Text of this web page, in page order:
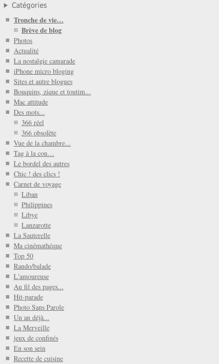
Catégories
Tronche de vie…
Brève de blog
Photos
Actualité
La nostalgie camarade
iPhone micro bloging
Sites et autre blogues
Bouquins, zique et toutim...
Mac attitude
Des mots...
366 réel
366 obsolète
Vue de la chambre...
Tag à la con…
Le bordel des autres
Chic ! des clics !
Carnet de voyage
Liban
Philippines
Libye
Lanzarotte
La Sauterelle
Ma cinémathéque
Top 50
Rando/balade
L'amoureuse
Au fil des pages...
Hit-parade
Photo Sans Parole
Un an déjà...
La Merveille
jeux de confinés
En son sein
Recette de cuisine